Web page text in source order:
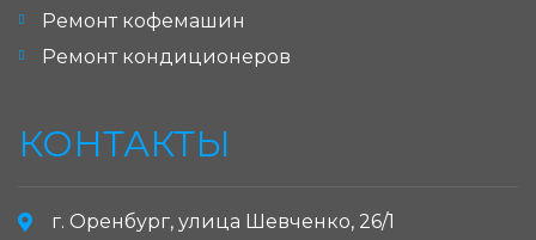
Ремонт кофемашин
Ремонт кондиционеров
КОНТАКТЫ
г. Оренбург, улица Шевченко, 26/1